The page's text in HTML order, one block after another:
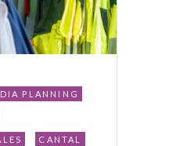
PLANNING
CANTAL